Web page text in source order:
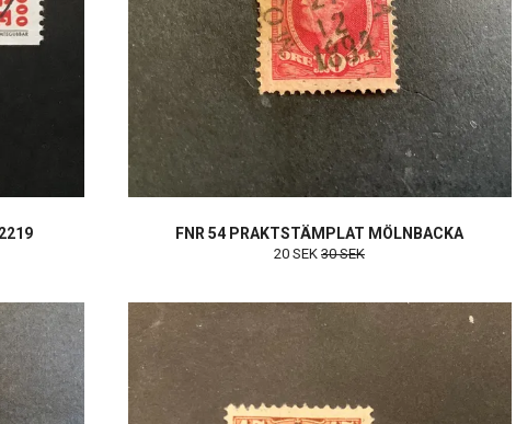
FNR 54 PRAKTSTÄMPLAT MÖLNBACKA
20 SEK 30 SEK